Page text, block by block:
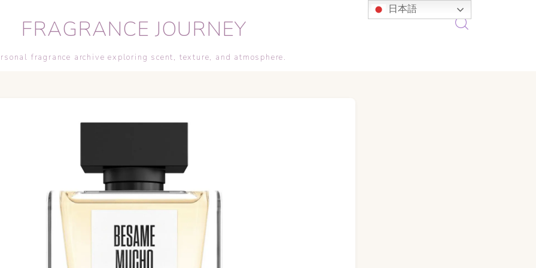
FRAGRANCE JOURNEY
fragrance archive exploring scent, texture, and atmosphere.
日本語